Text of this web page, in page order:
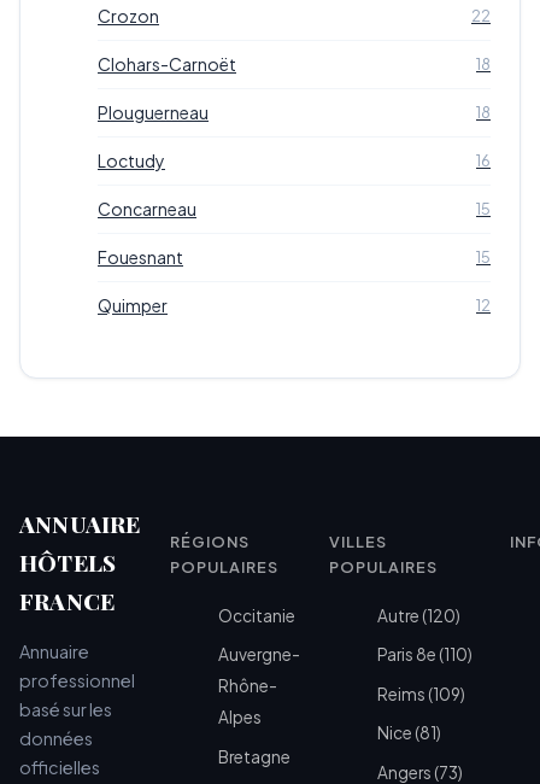
Crozon 22
Clohars-Carnoët 18
Plouguerneau 18
Loctudy 16
Concarneau 15
Fouesnant 15
Quimper 12
ANNUAIRE
HÔTELS
FRANCE
Annuaire
professionnel
basé sur les
données
officielles
RÉGIONS
POPULAIRES
Occitanie
Auvergne-
Rhône-
Alpes
Bretagne
VILLES
POPULAIRES
Autre (120)
Paris 8e (110)
Reims (109)
Nice (81)
Angers (73)